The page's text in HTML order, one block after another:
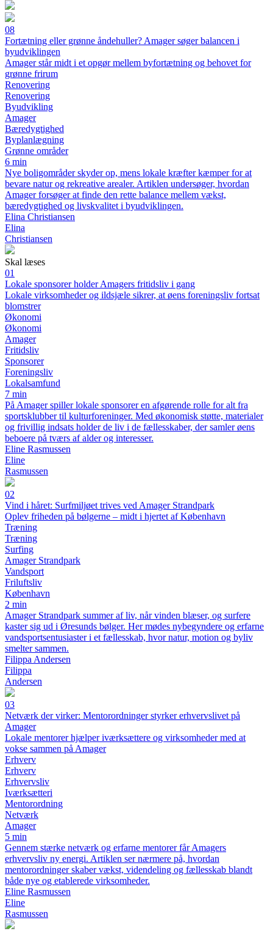
08
Fortætning eller grønne åndehuller? Amager søger balancen i
byudviklingen
Amager står midt i et opgør mellem byfortætning og behovet for
grønne frirum
Renovering
Renovering
Byudvikling
Amager
Bæredygtighed
Byplanlægning
Grønne områder
6 min
Nye boligområder skyder op, mens lokale kræfter kæmper for at
bevare natur og rekreative arealer. Artiklen undersøger, hvordan
Amager forsøger at finde den rette balance mellem vækst,
bæredygtighed og livskvalitet i byudviklingen.
Elina Christiansen
Elina
Christiansen
Skal læses
01
Lokale sponsorer holder Amagers fritidsliv i gang
Lokale virksomheder og ildsjæle sikrer, at øens foreningsliv fortsat
blomstrer
Økonomi
Økonomi
Amager
Fritidsliv
Sponsorer
Foreningsliv
Lokalsamfund
7 min
På Amager spiller lokale sponsorer en afgørende rolle for alt fra
sportsklubber til kulturforeninger. Med økonomisk støtte, materialer
og frivillig indsats holder de liv i de fællesskaber, der samler øens
beboere på tværs af alder og interesser.
Eline Rasmussen
Eline
Rasmussen
02
Vind i håret: Surfmiljøet trives ved Amager Strandpark
Oplev friheden på bølgerne – midt i hjertet af København
Træning
Træning
Surfing
Amager Strandpark
Vandsport
Friluftsliv
København
2 min
Amager Strandpark summer af liv, når vinden blæser, og surfere
kaster sig ud i Øresunds bølger. Her mødes nybegyndere og erfarne
vandsportsentusiaster i et fællesskab, hvor natur, motion og byliv
smelter sammen.
Filippa Andersen
Filippa
Andersen
03
Netværk der virker: Mentorordninger styrker erhvervslivet på
Amager
Lokale mentorer hjælper iværksættere og virksomheder med at
vokse sammen på Amager
Erhverv
Erhverv
Erhvervsliv
Iværksætteri
Mentorordning
Netværk
Amager
5 min
Gennem stærke netværk og erfarne mentorer får Amagers
erhvervsliv ny energi. Artiklen ser nærmere på, hvordan
mentorordninger skaber vækst, videndeling og fællesskab blandt
både nye og etablerede virksomheder.
Eline Rasmussen
Eline
Rasmussen